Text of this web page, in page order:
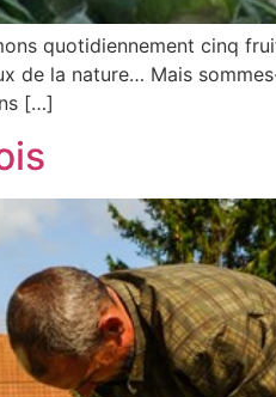
quotidiennement cinq
de la nature… Mais
[…]